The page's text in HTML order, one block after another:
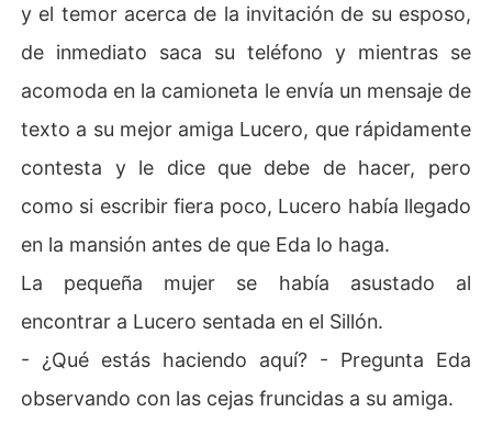
y el temor acerca de la invitación de su esposo,
de inmediato saca su teléfono y mientras se
acomoda en la camioneta le envía un mensaje de
texto a su mejor amiga Lucero, que rápidamente
contesta y le dice que debe de hacer, pero
como si escribir fiera poco, Lucero había llegado
en la mansión antes de que Eda lo haga.
La pequeña mujer se había asustado al
encontrar a Lucero sentada en el Sillón.
- ¿Qué estás haciendo aquí? - Pregunta Eda
observando con las cejas fruncidas a su amiga.